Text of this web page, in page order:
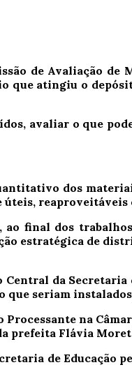
de Avaliação de
que atingiu o
avaliar o que
dos
final dos
estratégica de
da Secretaria
seriam
na
prefeita Flávia
de Educação